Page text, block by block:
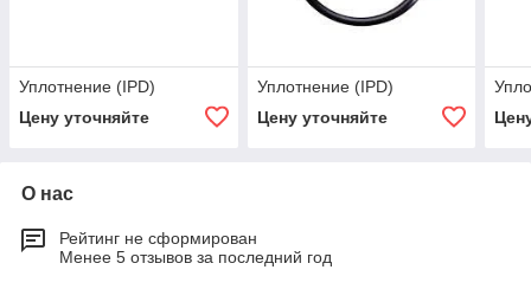
Уплотнение (IPD)
Цену уточняйте
Уплотнение (IPD)
Цену уточняйте
О нас
Рейтинг не сформирован
Менее 5 отзывов за последний год